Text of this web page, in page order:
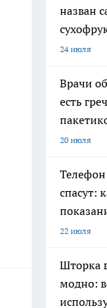
назван
24 июля
Врачи
есть
20 июля
спасут:
22 июля
Шторка
модно: